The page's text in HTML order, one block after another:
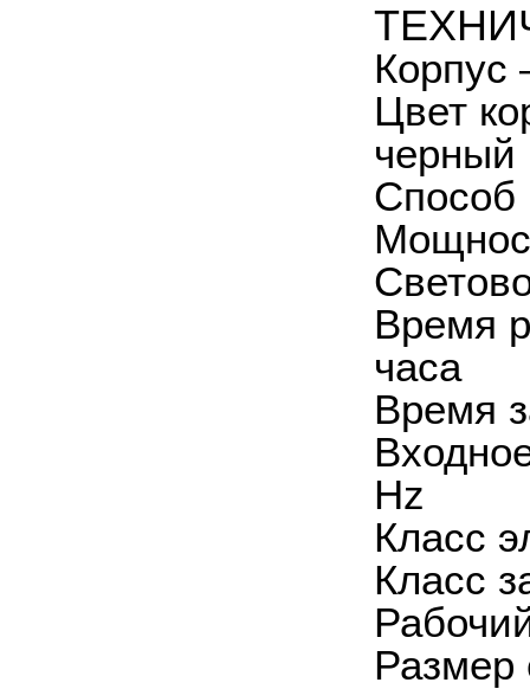
Корпус
Цвет
черный
Способ
Время
часа
Время
Hz
Класс
Класс
Размер